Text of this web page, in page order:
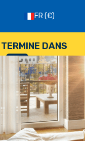
FR(€)
DANS
--
SECONDES